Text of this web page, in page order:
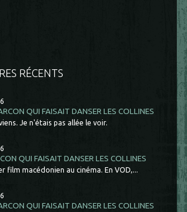
RÉCENTS
QUI FAISAIT DANSER LES COLLINES
Je n'étais pas allée le voir.
QUI FAISAIT DANSER LES COLLINES
film macédonien au cinéma. En VOD,...
QUI FAISAIT DANSER LES COLLINES